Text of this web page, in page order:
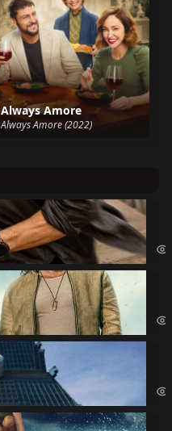
Always Amore
Always Amore (2022)